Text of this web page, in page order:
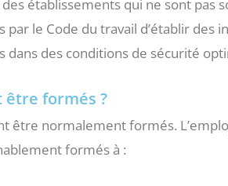
établissements qui ne sont pas
par le Code du travail d’établir des
dans des conditions de sécurité
être formés ?
être normalement formés.
formés à :